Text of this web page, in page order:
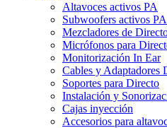
Altavoces activos PA
Subwoofers activos PA
Mezcladores de
Micrófonos para
Monitorización In Ear
Cables y Adaptadores
Soportes para Directo
Instalación y
Cajas inyección
Accesorios para